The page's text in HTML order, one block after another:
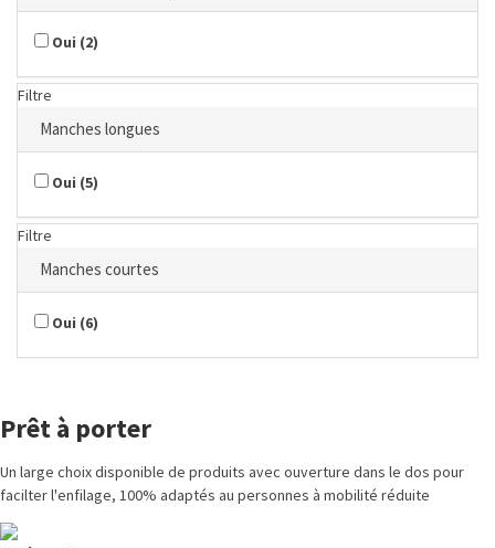
Oui (2)
Filtre
Manches longues
Oui (5)
Filtre
Manches courtes
Oui (6)
Prêt à porter
Un large choix disponible de produits avec ouverture dans le dos pour
facilter l'enfilage, 100% adaptés au personnes à mobilité réduite